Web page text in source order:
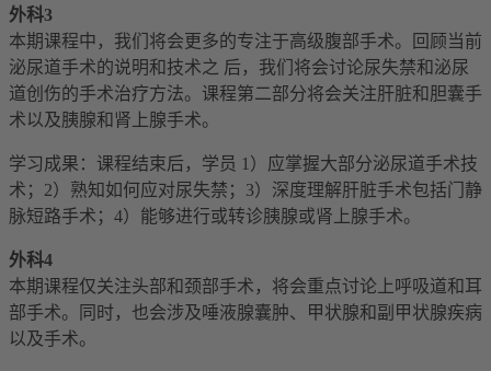
外科3
本期课程中，我们将会更多的专注于高级腹部手术。回顾当前
泌尿道手术的说明和技术之 后，我们将会讨论尿失禁和泌尿
道创伤的手术治疗方法。课程第二部分将会关注肝脏和胆囊手
术以及胰腺和肾上腺手术。
学习成果：课程结束后，学员 1）应掌握大部分泌尿道手术技
术；2）熟知如何应对尿失禁；3）深度理解肝脏手术包括门静
脉短路手术；4）能够进行或转诊胰腺或肾上腺手术。
外科4
本期课程仅关注头部和颈部手术，将会重点讨论上呼吸道和耳
部手术。同时，也会涉及唾液腺囊肿、甲状腺和副甲状腺疾病
以及手术。